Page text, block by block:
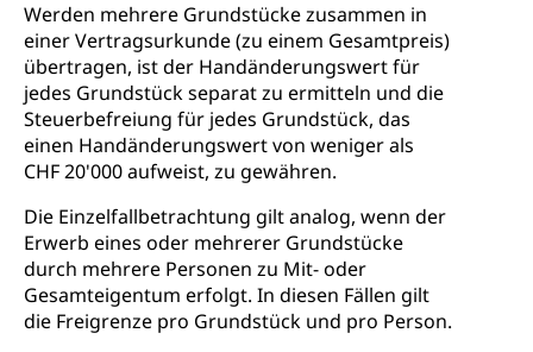
Werden mehrere Grundstücke zusammen in
einer Vertragsurkunde (zu einem Gesamtpreis)
übertragen, ist der Handänderungswert für
jedes Grundstück separat zu ermitteln und die
Steuerbefreiung für jedes Grundstück, das
einen Handänderungswert von weniger als
CHF 20'000 aufweist, zu gewähren.
Die Einzelfallbetrachtung gilt analog, wenn der
Erwerb eines oder mehrerer Grundstücke
durch mehrere Personen zu Mit- oder
Gesamteigentum erfolgt. In diesen Fällen gilt
die Freigrenze pro Grundstück und pro Person.
Schuldienste
Betreuungsangebote
Schulliste
Heilpädagogische Schulen
Freiwilliger Schulsport
swissuniversities
Universität Luzern
Fachstelle Hochschulbildung
Vorschule
Kindergarten, Kinderkrippe, Krippe, Kinderhort,
Kindertagesstätte, Spielgruppe, Tagesmutter,
Freiwilliges Kindergarten Jahr
Kinderbetreuung
Freiwilliges Kindergarten Jahr
Frühe Sprachförderung
Kindergarten & Basisstufe
Frühe Förderung
Gesundheit und Soziales
Konsumentenschutz
Konsumentenrechte, Produktsicherheit,
Preisüberwachung, Preisüberwacher,